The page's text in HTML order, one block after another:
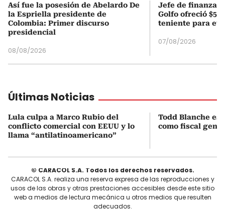
Así fue la posesión de Abelardo De
la Espriella presidente de
Colombia: Primer discurso
presidencial
08/08/2026
Jefe de finanzas
Golfo ofreció
teniente para
07/08/2026
Últimas Noticias
Lula culpa a Marco Rubio del
conflicto comercial con EEUU y lo
llama “antilatinoamericano”
Todd Blanche es
como fiscal
© CARACOL S.A. Todos los derechos reservados.
CARACOL S.A. realiza una reserva expresa de las reproducciones y
usos de las obras y otras prestaciones accesibles desde este sitio
web a medios de lectura mecánica u otros medios que resulten
adecuados.